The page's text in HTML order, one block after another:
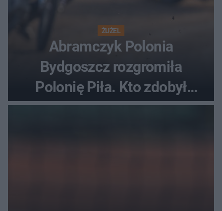
ŻUŻEL
Abramczyk Polonia
Bydgoszcz rozgromiła
Polonię Piła. Kto zdobył
najwięcej punktów?